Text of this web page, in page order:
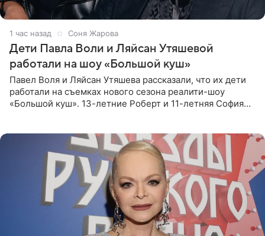
1 час назад Соня Жарова
Дети Павла Воли и Ляйсан Утяшевой
работали на шоу «Большой куш»
Павел Воля и Ляйсан Утяшева рассказали, что их дети
работали на съемках нового сезона реалити-шоу
«Большой куш». 13-летние Роберт и 11-летняя София